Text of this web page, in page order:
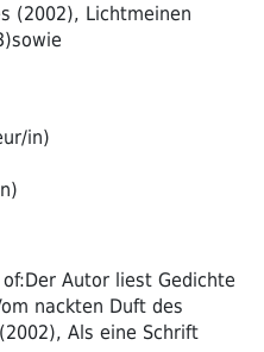
(2002), Lichtmeinen
in)
Autor liest Gedichte
nackten Duft des
Als eine Schrift